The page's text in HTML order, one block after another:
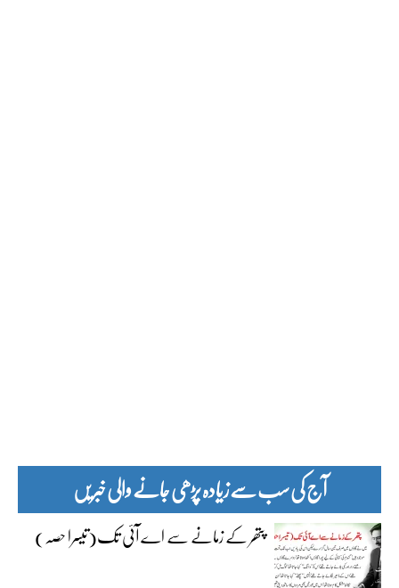
آج کی سب سے زیادہ پڑھی جانے والی خبریں
پتھر کے زمانے سے اے آئی تک(تیسرا حصہ)